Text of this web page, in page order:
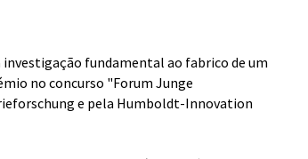
fundamental ao fabrico de um
no concurso "Forum Junge
e pela Humboldt-Innovation